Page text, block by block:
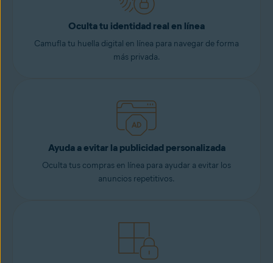
Oculta tu identidad real en línea
Camufla tu huella digital en línea para navegar de forma
más privada.
Ayuda a evitar la publicidad personalizada
Oculta tus compras en línea para ayudar a evitar los
anuncios repetitivos.